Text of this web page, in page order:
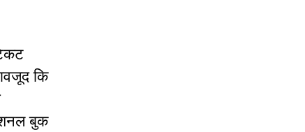
कि
बुक